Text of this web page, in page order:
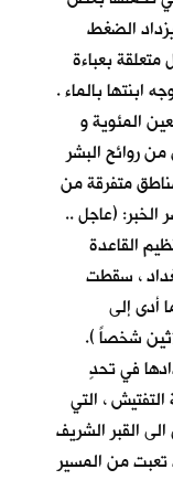
الضغط
بعباءة
ابنتها بالماء .
المئوية و
روائح البشر
متفرقة من
الخبر: (عاجل ..
القاعدة
، سقطت
أدى إلى
شخصاً ).
في تحدٍ
، التي
القبر الشريف
من المسير